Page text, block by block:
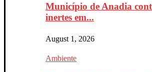
Município de Anadia
inertes em...
August 1, 2026
Ambiente